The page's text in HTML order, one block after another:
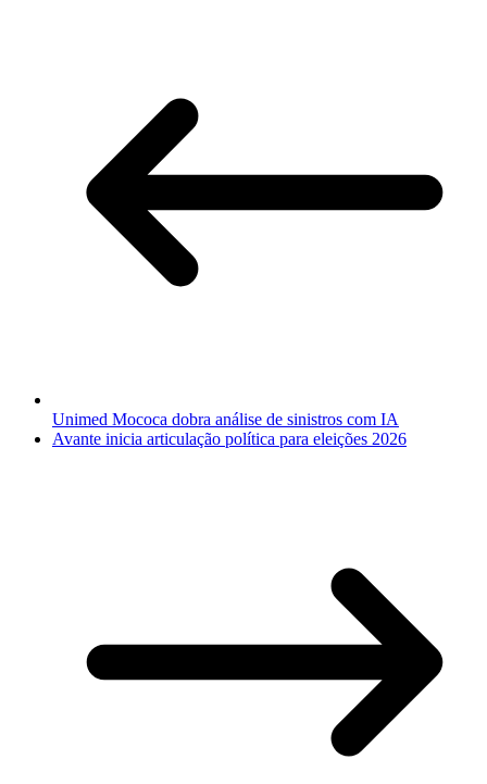
Unimed Mococa dobra análise de sinistros com IA
Avante inicia articulação política para eleições 2026